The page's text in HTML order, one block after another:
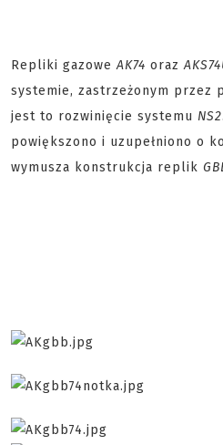
Repliki gazoweAK74 oraz
systemie, zastrzeżonym przez
jest to rozwinięcie systemu NS2
powiększono i uzupełniono o
wymusza konstrukcja replik